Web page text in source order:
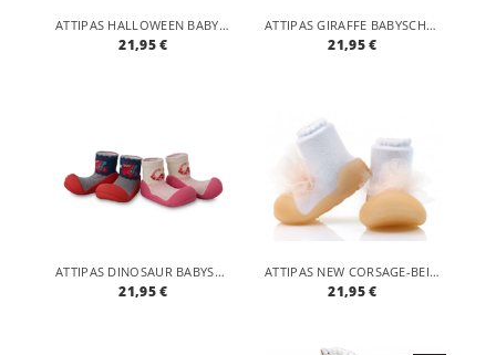
ATTIPAS HALLOWEEN BABYSCHUHE
21,95 €
ATTIPAS GIRAFFE BABYSCHUHE
21,95 €
ATTIPAS DINOSAUR BABYSCHUHE
21,95 €
ATTIPAS NEW CORSAGE-BEIGE- ERGONOMISCHE BABY LAUFLERNSCHUHE, ATMUNGSAKTIVE KINDER HAUSSCHUHE ABS SOCKEN BABYSCHUHE ANTIRUTSCH
21,95 €